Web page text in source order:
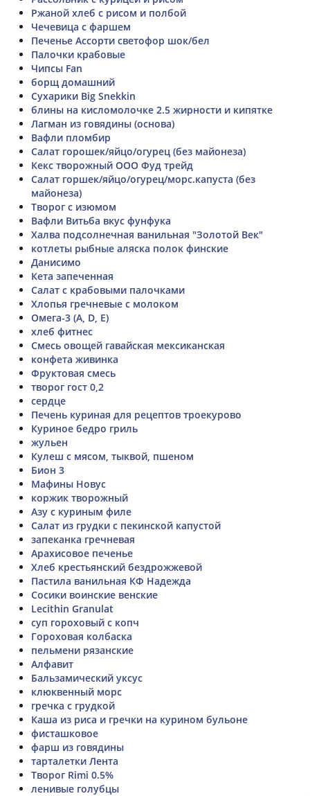
Ржаной хлеб с рисом и полбой
Чечевица с фаршем
Печенье Ассорти светофор шок/бел
Палочки крабовые
Чипсы Fan
борщ домашний
Сухарики Big Snekkin
блины на кисломолочке 2.5 жирности и кипятке
Лагман из говядины (основа)
Вафли пломбир
Салат горошек/яйцо/огурец (без майонеза)
Кекс творожный ООО Фуд трейд
Салат горшек/яйцо/огурец/морс.капуста (без
майонеза)
Творог с изюмом
Вафли Витьба вкус фунфука
Халва подсолнечная ванильная "Золотой Век"
котлеты рыбные аляска полок финские
Данисимо
Кета запеченная
Салат с крабовыми палочками
Хлопья гречневые с молоком
Омега-3 (А, D, E)
хлеб фитнес
Смесь овощей гавайская мексиканская
конфета живинка
Фруктовая смесь
творог гост 0,2
сердце
Печень куриная для рецептов троекурово
Куриное бедро гриль
жульен
Кулеш с мясом, тыквой, пшеном
Бион 3
Мафины Новус
коржик творожный
Азу с куриным филе
Салат из грудки с пекинской капустой
запеканка гречневая
Арахисовое печенье
Хлеб крестьянский бездрожжевой
Пастила ванильная КФ Надежда
Сосики воинские венские
Lecithin Granulat
суп гороховый с копч
Гороховая колбаска
пельмени рязанские
Алфавит
Бальзамический уксус
клюквенный морс
гречка с грудкой
Каша из риса и гречки на курином бульоне
фисташковое
фарш из говядины
тарталетки Лента
Творог Rimi 0.5%
ленивые голубцы